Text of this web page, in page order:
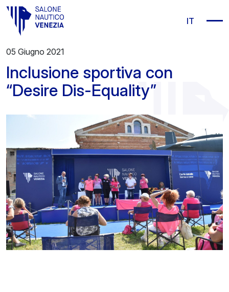
Vai al contenuto principale
IT
05 Giugno 2021
Inclusione sportiva con
“Desire Dis-Equality”